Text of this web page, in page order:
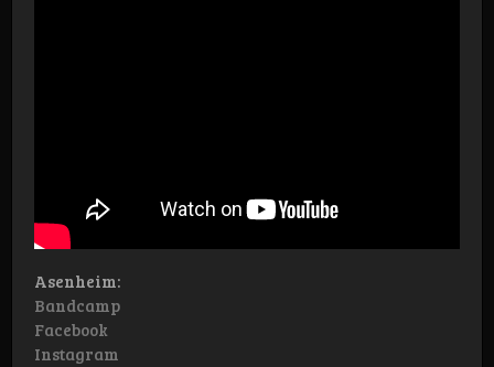
Asenheim:
Bandcamp
Facebook
Instagram